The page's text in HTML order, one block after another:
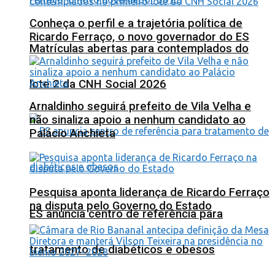
Matrículas abertas para contemplados do
lote 2 da CNH Social 2026
ES anuncia centro de referência para
tratamento de diabéticos e obesos
Conheça o perfil e a trajetória política de
Ricardo Ferraço, o novo governador do ES
Arnaldinho seguirá prefeito de Vila Velha e
não sinaliza apoio a nenhum candidato ao
Palácio Anchieta
Pesquisa aponta liderança de Ricardo Ferraço
na disputa pelo Governo do Estado